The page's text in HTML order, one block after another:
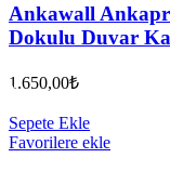
Ankawall
Dokulu Duvar
1.650,00₺
Sepete Ekle
Favorilere ekle